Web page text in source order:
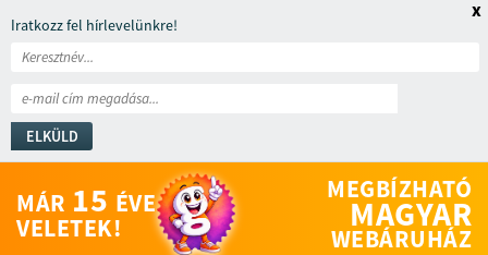
Iratkozz fel hírlevelünkre!
ELKÜLD
x
MÁR 15 ÉVE
VELETEK!
MEGBÍZHATÓ
MAGYAR
WEBÁRUHÁZ